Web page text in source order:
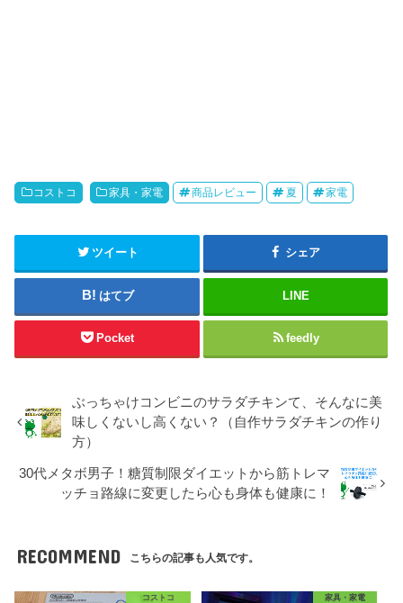
コストコ 家具・家電 商品レビュー 夏 家電
ツイート シェア
はてブ LINE
Pocket feedly
ぶっちゃけコンビニのサラダチキンて、そんなに美
味しくないし高くない？（自作サラダチキンの作り
方）
30代メタボ男子！糖質制限ダイエットから筋トレマ
ッチョ路線に変更したら心も身体も健康に！
RECOMMEND こちらの記事も人気です。
コストコ 家具・家電